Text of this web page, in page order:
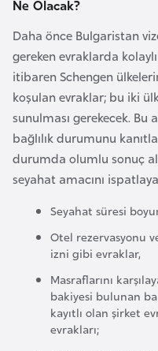
Ne Olacak?
Daha önce Bulgaristan
gereken evraklarda
itibaren Schengen
koşulan evraklar; bu iki
sunulması gerekecek.
bağlılık durumunu
durumda olumlu sonuç
seyahat amacını
Seyahat süresi
Otel rezervasyonu
izni gibi evraklar,
Masraflarını
bakiyesi bulunan
kayıtlı olan şirket
evrakları;
a
g
l
a
d
e
ş